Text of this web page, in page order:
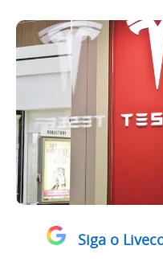
Siga o